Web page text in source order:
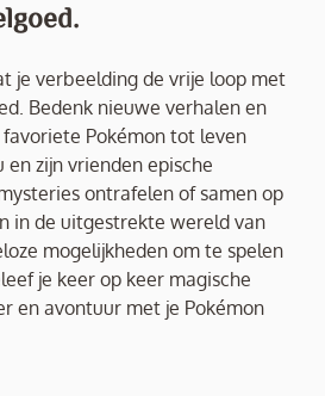
je verbeelding de vrije loop met
Bedenk nieuwe verhalen en
Pokémon tot leven
en zijn vrienden epische
ontrafelen of samen op
in de uitgestrekte wereld van
mogelijkheden om te spelen
je keer op keer magische
en avontuur met je Pokémon